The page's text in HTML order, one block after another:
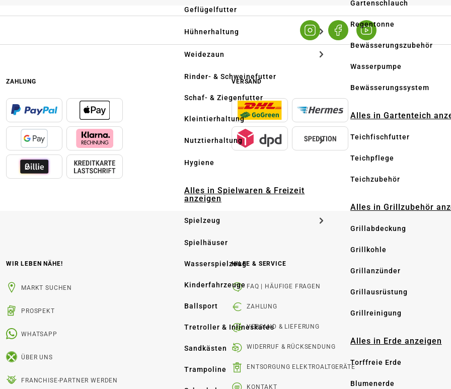
Geflügelfutter
Hühnerhaltung
Weidezaun
Rinder- & Schweinefutter
Schaf- & Ziegenfutter
Kleintierhaltung
Nutztierhaltung
Hygiene
Alles in Spielwaren & Freizeit
anzeigen
Spielzeug
Spielhäuser
Wasserspielzeug
Kinderfahrzeuge
Ballsport
Tretroller & Inlineskates
Sandkästen
Trampoline
Gartenschlauch
Regentonne
Bewässerungszubehör
Wasserpumpe
Bewässerungssystem
Alles in Gartenteich
Teichfischfutter
Teichpflege
Teichzubehör
Alles in Grillzubehör
Grillabdeckung
Grillkohle
Grillanzünder
Grillausrüstung
Grillreinigung
Alles in Erde anzeigen
Torffreie Erde
Blumenerde
ZAHLUNG VERSAND
WIR LEBEN NÄHE!
MARKT SUCHEN
PROSPEKT
WHATSAPP
ÜBER UNS
FRANCHISE-PARTNER WERDEN
HILFE & SERVICE
FAQ | HÄUFIGE FRAGEN
ZAHLUNG
VERSAND & LIEFERUNG
WIDERRUF & RÜCKSENDUNG
ENTSORGUNG ELEKTROALTGERÄTE
KONTAKT